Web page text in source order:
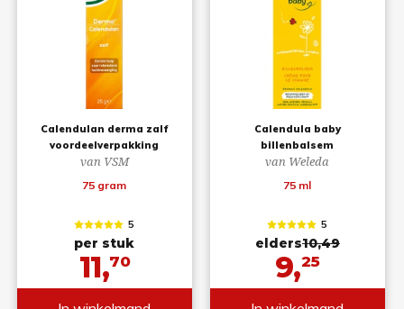
Calendulan derma zalf
voordeelverpakking
van VSM
75 gram
5
per stuk
11,70
Calendula baby
billenbalsem
van Weleda
75 ml
5
elders10,49
9,25